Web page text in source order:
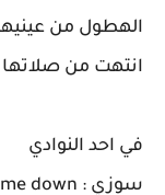
الهطول من
انتهت من
في احد النوادي
سوزي : come down شاهندا ، انتي ليه متعصبه كده